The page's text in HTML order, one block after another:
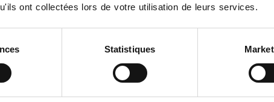
ont collectées lors de votre utilisation de leurs services.
Statistiques
une
des
de la
panoramique, scanner ou « cone beam »,
intéressant de comparer les images à
Des précautions doivent être prises
enceintes. Il est important de signaler
votre prise en charge.